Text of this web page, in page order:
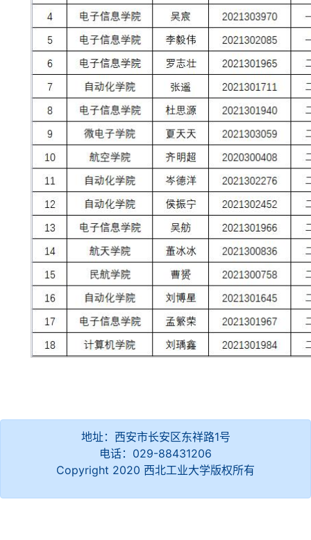
地址：西安市长安区东祥路1号
电话：029-88431206
Copyright 2020 西北工业大学版权所有